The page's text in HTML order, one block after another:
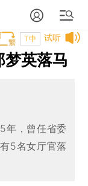
试听
T中
梦英落马
年，曾任省委
5名女厅官落